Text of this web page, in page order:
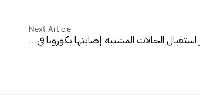
Next Article
استقبال الحالات المشتبه إصابتها بكورونا في…